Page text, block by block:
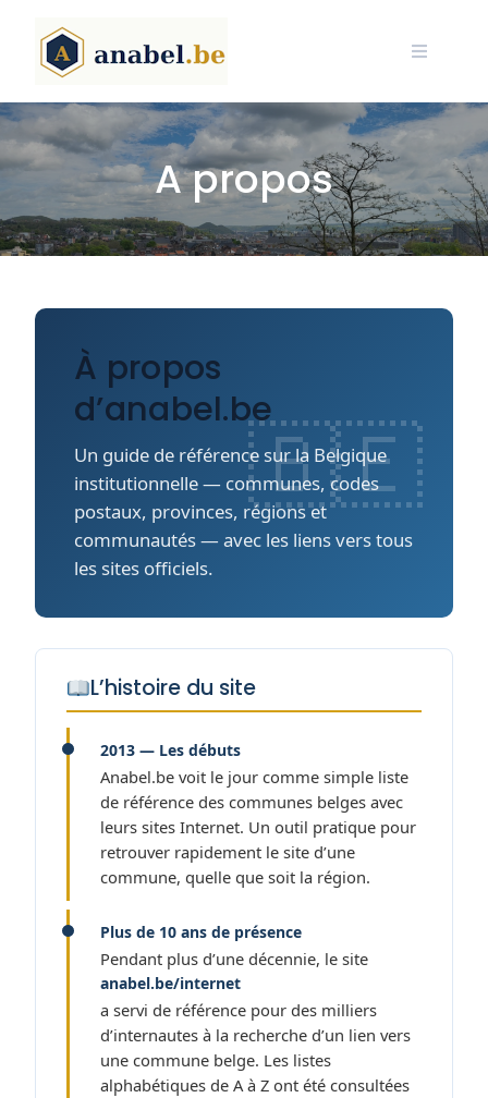
content
A propos
À propos
d’anabel.be
Un guide de référence sur la Belgique
institutionnelle — communes, codes
postaux, provinces, régions et
communautés — avec les liens vers tous
les sites officiels.
L’histoire du site
2013 — Les débuts
Anabel.be voit le jour comme simple liste
de référence des communes belges avec
leurs sites Internet. Un outil pratique pour
retrouver rapidement le site d’une
commune, quelle que soit la région.
Plus de 10 ans de présence
Pendant plus d’une décennie, le site
anabel.be/internet
a servi de référence pour des milliers
d’internautes à la recherche d’un lien vers
une commune belge. Les listes
alphabétiques de A à Z ont été consultées